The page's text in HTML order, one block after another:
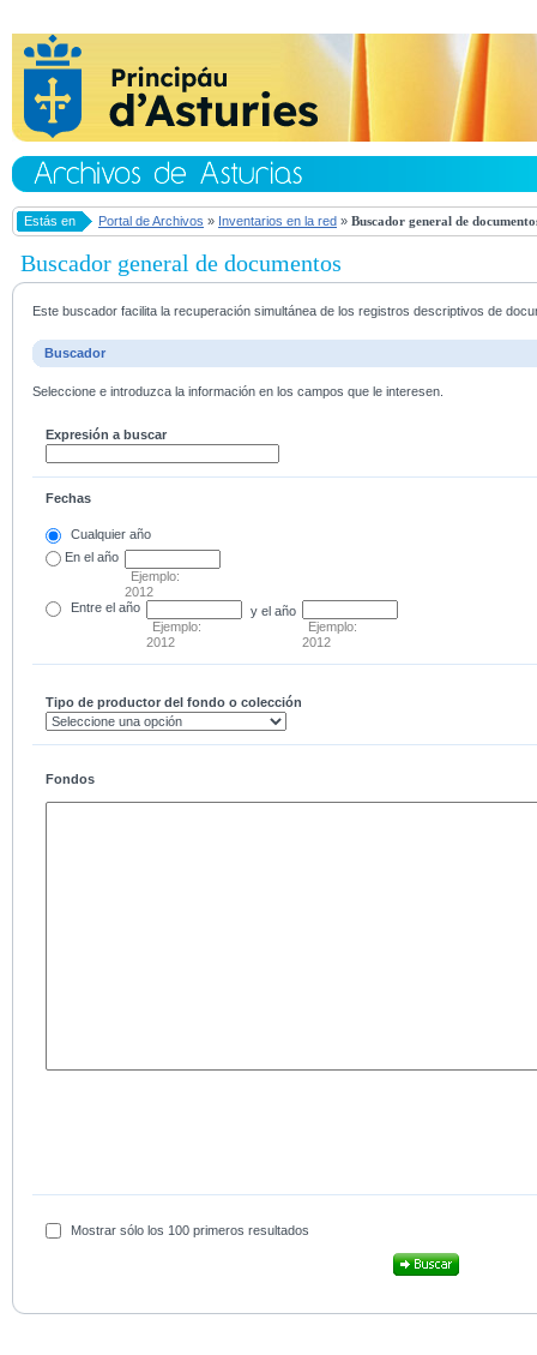
Estás en Portal de Archivos » Inventarios en la red » Buscador general de
Buscador general de documentos
Este buscador facilita la recuperación simultánea de los registros descriptivos de
Buscador
Seleccione e introduzca la información en los campos que le interesen.
Expresión a buscar
Fechas
Cualquier año
En el año
Ejemplo:
2012
Entre el año
Ejemplo:
2012
y el año
Ejemplo:
2012
Tipo de productor del fondo o colección
Fondos
Mostrar sólo los 100 primeros resultados